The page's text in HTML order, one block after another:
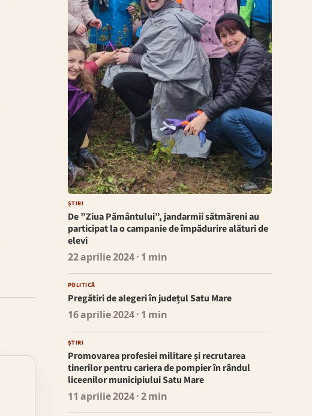
ȘTIRI
De ”Ziua Pământului”, jandarmii sătmăreni au
participat la o campanie de împădurire alături de
elevi
22 aprilie 2024· 1 min
POLITICĂ
Pregătiri de alegeri în județul Satu Mare
16 aprilie 2024· 1 min
ȘTIRI
Promovarea profesiei militare şi recrutarea
tinerilor pentru cariera de pompier în rândul
liceenilor municipiului Satu Mare
11 aprilie 2024· 2 min